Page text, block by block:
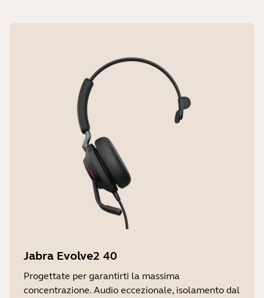
Jabra Evolve2 40
Progettate per garantirti la massima
concentrazione. Audio eccezionale, isolamento dal